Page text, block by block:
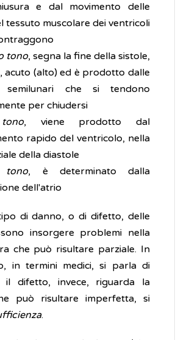
e dal movimento delle
tessuto muscolare dei ventricoli
tono, segna la fine della sistole,
acuto (alto) ed è prodotto dalle
semilunari che si tendono
per chiudersi
, viene prodotto dal
rapido del ventricolo, nella
della diastole
tono, è determinato dalla
dell'atrio
di danno, o di difetto, delle
insorgere problemi nella
che può risultare parziale. In
in termini medici, si parla di
il difetto, invece, riguarda la
può risultare imperfetta, si
.